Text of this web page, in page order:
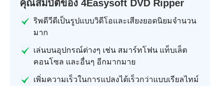
คุณสมบัติของ 4Easysoft DVD Ripper
ริพดีวีดีเป็นรูปแบบวิดีโอและเสียงยอดนิยมจำนวน
มาก
เล่นบนอุปกรณ์ต่างๆ เช่น สมาร์ทโฟน แท็บเล็ต
คอนโซล และอื่นๆ อีกมากมาย
เพิ่มความเร็วในการแปลงได้เร็วกว่าแบบเรียลไทม์